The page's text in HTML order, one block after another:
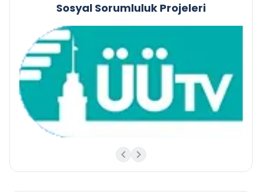
Sosyal Sorumluluk Projeleri